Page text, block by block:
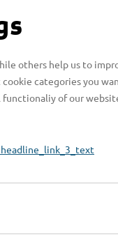
others help us to
categories you
of our